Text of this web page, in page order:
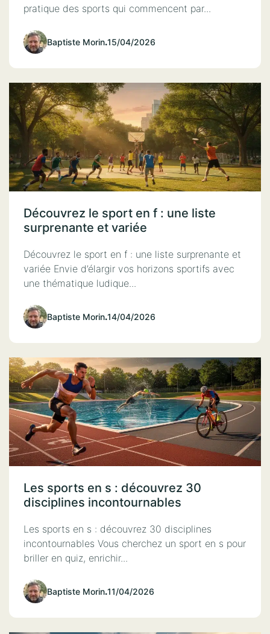
pratique des sports qui commencent par...
Baptiste Morin.15/04/2026
Découvrez le sport en f : une liste
surprenante et variée
Découvrez le sport en f : une liste surprenante et
variée Envie d’élargir vos horizons sportifs avec
une thématique ludique...
Baptiste Morin.14/04/2026
Les sports en s : découvrez 30
disciplines incontournables
Les sports en s : découvrez 30 disciplines
incontournables Vous cherchez un sport en s pour
briller en quiz, enrichir...
Baptiste Morin.11/04/2026